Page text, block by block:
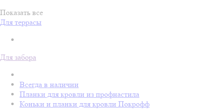
Показать все
Для террасы
Для забора
Всегда в наличии
Планки для кровли из профнастила
Коньки и планки для кровли Покрофф